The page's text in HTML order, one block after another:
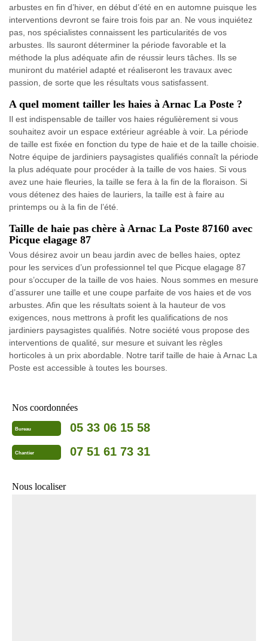
arbustes en fin d’hiver, en début d’été en en automne puisque les
interventions devront se faire trois fois par an. Ne vous inquiétez
pas, nos spécialistes connaissent les particularités de vos
arbustes. Ils sauront déterminer la période favorable et la
méthode la plus adéquate afin de réussir leurs tâches. Ils se
muniront du matériel adapté et réaliseront les travaux avec
passion, de sorte que les résultats vous satisfassent.
A quel moment tailler les haies à Arnac La Poste ?
Il est indispensable de tailler vos haies régulièrement si vous
souhaitez avoir un espace extérieur agréable à voir. La période
de taille est fixée en fonction du type de haie et de la taille choisie.
Notre équipe de jardiniers paysagistes qualifiés connaît la période
la plus adéquate pour procéder à la taille de vos haies. Si vous
avez une haie fleuries, la taille se fera à la fin de la floraison. Si
vous détenez des haies de lauriers, la taille est à faire au
printemps ou à la fin de l’été.
Taille de haie pas chère à Arnac La Poste 87160 avec
Picque elagage 87
Vous désirez avoir un beau jardin avec de belles haies, optez
pour les services d’un professionnel tel que Picque elagage 87
pour s’occuper de la taille de vos haies. Nous sommes en mesure
d’assurer une taille et une coupe parfaite de vos haies et de vos
arbustes. Afin que les résultats soient à la hauteur de vos
exigences, nous mettrons à profit les qualifications de nos
jardiniers paysagistes qualifiés. Notre société vous propose des
interventions de qualité, sur mesure et suivant les règles
horticoles à un prix abordable. Notre tarif taille de haie à Arnac La
Poste est accessible à toutes les bourses.
Nos coordonnées
Bureau 05 33 06 15 58
Chantier 07 51 61 73 31
Nous localiser